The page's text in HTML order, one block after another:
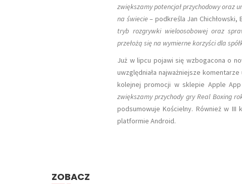
zwiększamy potencjał przychodowy oraz
na świecie– podkreśla Jan Chichłowski,
tryb rozgrywki wieloosobowej oraz
przełożą się na wymierne korzyści dla
Już w lipcu pojawi się wzbogacona o
uwzględniała najważniejsze
kolejnej promocji w sklepie Apple
zwiększamy przychody gry Real Boxing
podsumowuje Kościelny. Również w
platformie Android.
ZOBACZ